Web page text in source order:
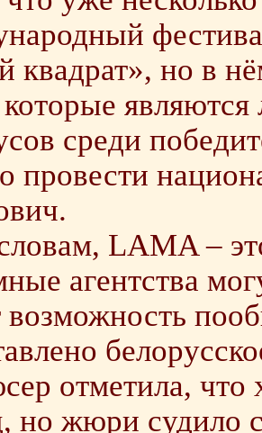
квадрат», но в
которые
среди
провести
LAMA –
агентства
отметила, что
но жюри судило